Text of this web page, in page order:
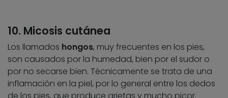
10. Micosis cutánea
Los llamados hongos, muy frecuentes en los pies,
son causados por la humedad, bien por el sudor o
por no secarse bien. Técnicamente se trata de una
inflamación en la piel, por lo general entre los dedos